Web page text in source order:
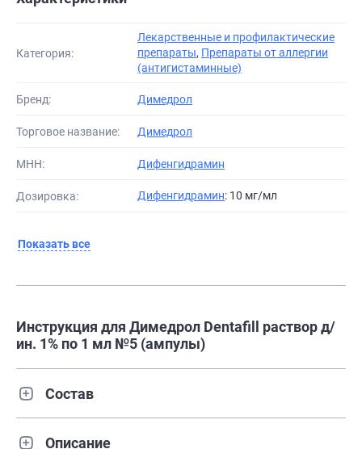
Категория:
Лекарственные и профилактические
препараты, Препараты от аллергии
(антигистаминные)
Бренд: Димедрол
Торговое название: Димедрол
МНН: Дифенгидрамин
Дозировка: Дифенгидрамин: 10 мг/мл
Показать все
Инструкция для Димедрол Dentafill раствор д/
ин. 1% по 1 мл №5 (ампулы)
Состав
Описание